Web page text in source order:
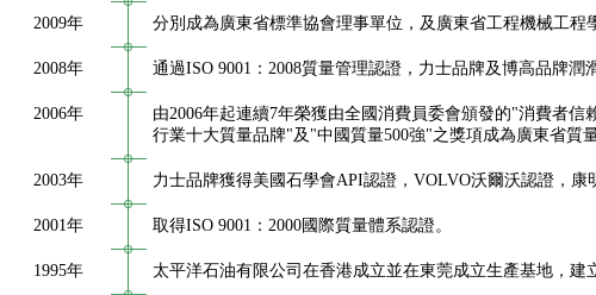
2009年 分別成為廣東省標準協會理事單位，及廣東省工程機械工程
2008年 通過ISO 9001：2008質量管理認證，力士品牌及博高品牌潤
2006年
由2006年起連續7年榮獲由全國消費員委會頒發的"消費者
行業十大質量品牌"及"中國質量500強"之獎項成為廣東省質
2003年 力士品牌獲得美國石學會API認證，VOLVO沃爾沃認證，康
2001年 取得ISO 9001：2000國際質量體系認證。
1995年 太平洋石油有限公司在香港成立並在東莞成立生產基地，建